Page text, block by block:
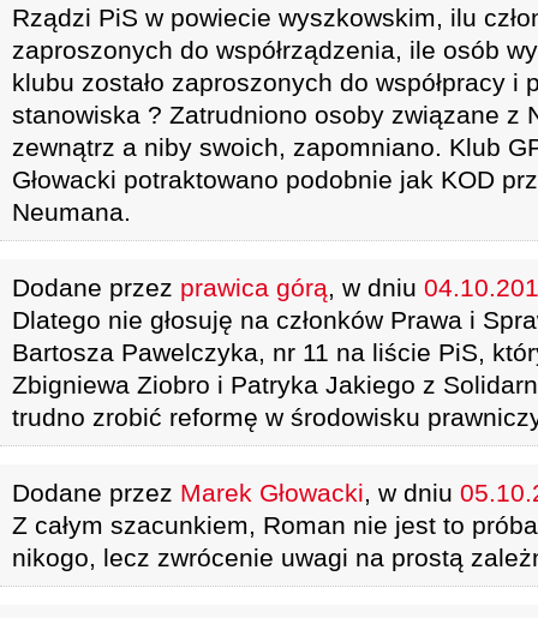
Rządzi PiS w powiecie wyszkowskim, ilu
zaproszonych do współrządzenia, ile osób
klubu zostało zaproszonych do współpracy i
stanowiska ? Zatrudniono osoby związane z
zewnątrz a niby swoich, zapomniano. Klub
Głowacki potraktowano podobnie jak KOD
Neumana.
Dodane przez prawica górą, w dniu
Dlatego nie głosuję na członków Prawa i
Bartosza Pawelczyka, nr 11 na liście PiS,
Zbigniewa Ziobro i Patryka Jakiego z
trudno zrobić reformę w środowisku
Dodane przez Marek Głowacki, w dniu
Z całym szacunkiem, Roman nie jest to
nikogo, lecz zwrócenie uwagi na prostą